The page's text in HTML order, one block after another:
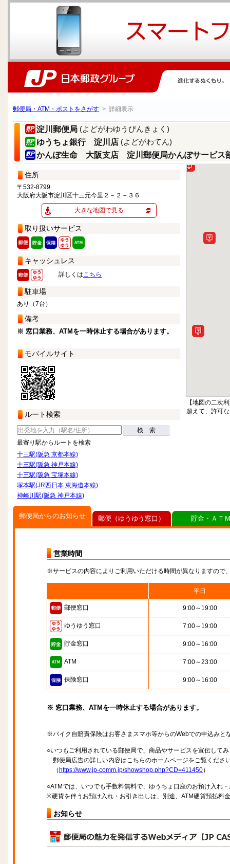
郵便局・ATM・ポストをさがす > 詳細表示
淀川郵便局 (よどがわゆうびんきょく)
ゆうちょ銀行 淀川店 (よどがわてん)
かんぽ生命 大阪支店 淀川郵便局かんぽサービス
住所
〒532-8799
大阪府大阪市淀川区十三元今里２－２－３６
大きな地図で見る
取り扱いサービス
キャッシュレス
詳しくはこちら
駐車場
あり（7台）
備考
※ 窓口業務、ATMを一時休止する場合があります。
モバイルサイト
ルート検索
検 索
最寄り駅からルートを検索
十三駅(阪急 京都本線)
十三駅(阪急 神戸本線)
十三駅(阪急 宝塚本線)
塚本駅(JR西日本 東海道本線)
神崎川駅(阪急 神戸本線)
【地図の二次
超えて、許可
郵便局からのお知らせ
営業時間
※サービスの内容によりご利用いただける時間が異なりますので
平日
郵便窓口 9:00～19:00
ゆうゆう窓口 7:00～19:00
貯金窓口 9:00～16:00
ATM 7:00～23:00
保険窓口 9:00～16:00
※ 窓口業務、ATMを一時休止する場合があります。
※バイク自賠責保険はお客さまスマホ等からのWebでの申込みと
○いつもご利用されている郵便局で、商品やサービスを宣伝して
郵便局広告の詳しい内容はこちらのホームページをご覧くださ
（ https://www.jp-comm.jp/showshop.php?CD=411450）
○ATMでは、いつでも手数料無料で、ゆうちょ口座のお預け入れ
※硬貨を伴うお預け入れ・お引き出しは、別途、ATM硬貨預払料
お知らせ
郵便（ゆうゆう窓口） 貯金・ＡＴ